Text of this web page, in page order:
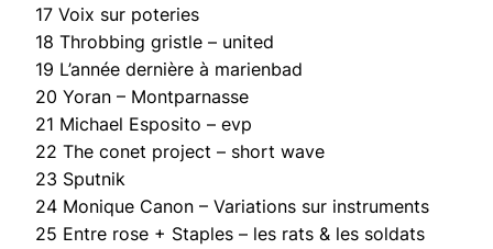
17 Voix sur poteries
18 Throbbing gristle – united
19 L’année dernière à marienbad
20 Yoran – Montparnasse
21 Michael Esposito – evp
22 The conet project – short wave
23 Sputnik
24 Monique Canon – Variations sur instruments
25 Entre rose + Staples – les rats & les soldats